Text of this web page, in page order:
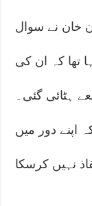
خان نے سوال
تھا کہ ان کی
ہٹائی گئی۔
اپنے دور میں
نہیں کرسکا